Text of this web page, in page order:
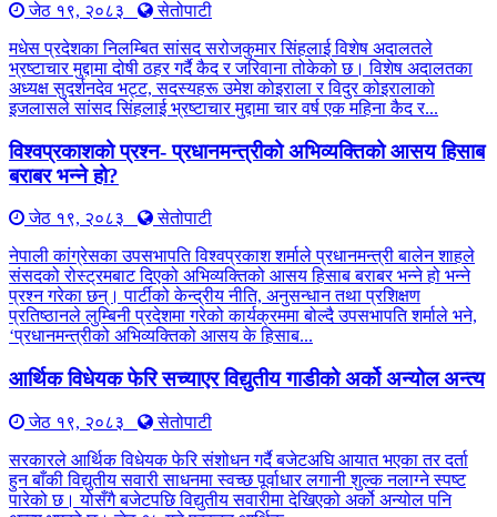
जेठ १९, २०८३
सेतोपाटी
मधेस प्रदेशका निलम्बित सांसद सरोजकुमार सिंहलाई विशेष अदालतले
भ्रष्टाचार मुद्दामा दोषी ठहर गर्दै कैद र जरिवाना तोकेको छ। विशेष अदालतका
अध्यक्ष सुदर्शनदेव भट्ट, सदस्यहरू उमेश कोइराला र विदुर कोइरालाको
इजलासले सांसद सिंहलाई भ्रष्टाचार मुद्दामा चार वर्ष एक महिना कैद र...
विश्वप्रकाशको प्रश्न- प्रधानमन्त्रीको अभिव्यक्तिको आसय हिसाब
बराबर भन्ने हो?
जेठ १९, २०८३
सेतोपाटी
नेपाली कांग्रेसका उपसभापति विश्वप्रकाश शर्माले प्रधानमन्त्री बालेन शाहले
संसदको रोस्ट्रमबाट दिएको अभिव्यक्तिको आसय हिसाब बराबर भन्ने हो भन्ने
प्रश्न गरेका छन्। पार्टीको केन्द्रीय नीति, अनुसन्धान तथा प्रशिक्षण
प्रतिष्ठानले लुम्बिनी प्रदेशमा गरेको कार्यक्रममा बोल्दै उपसभापति शर्माले भने,
‘प्रधानमन्त्रीको अभिव्यक्तिको आसय के हिसाब...
आर्थिक विधेयक फेरि सच्याएर विद्युतीय गाडीको अर्को अन्योल अन्त्य
जेठ १९, २०८३
सेतोपाटी
सरकारले आर्थिक विधेयक फेरि संशोधन गर्दै बजेटअघि आयात भएका तर दर्ता
हुन बाँकी विद्युतीय सवारी साधनमा स्वच्छ पूर्वाधार लगानी शुल्क नलाग्ने स्पष्ट
पारेको छ। योसँगै बजेटपछि विद्युतीय सवारीमा देखिएको अर्को अन्योल पनि